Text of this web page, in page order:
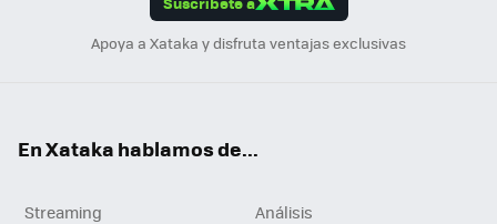
Apoya a Xataka y disfruta ventajas exclusivas
En Xataka hablamos de...
Streaming
Análisis